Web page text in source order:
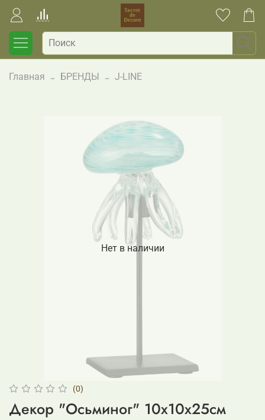
Главная БРЕНДЫ J-LINE
Нет в наличии
(0)
Декор "Осьминог" 10x10x25см